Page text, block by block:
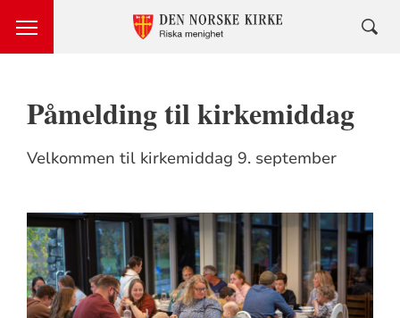
Påmelding til kirkemiddag
Velkommen til kirkemiddag 9. september